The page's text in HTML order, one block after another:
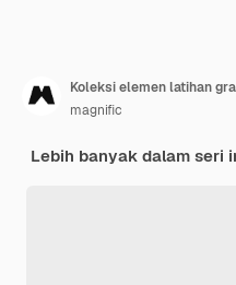
Koleksi elemen latihan
magnific
Lebih banyak dalam seri